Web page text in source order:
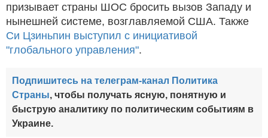
призывает страны ШОС бросить вызов Западу и
нынешней системе, возглавляемой США. Также
Си Цзиньпин выступил с инициативой
"глобального управления".
Подпишитесь на телеграм-канал Политика
Страны, чтобы получать ясную, понятную и
быструю аналитику по политическим событиям в
Украине.